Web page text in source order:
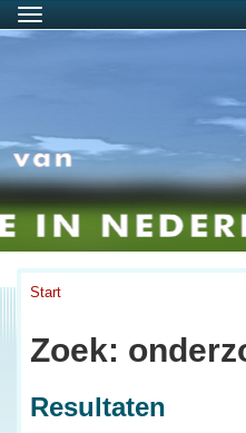
Menu
Start
Zoek:
Resultaten